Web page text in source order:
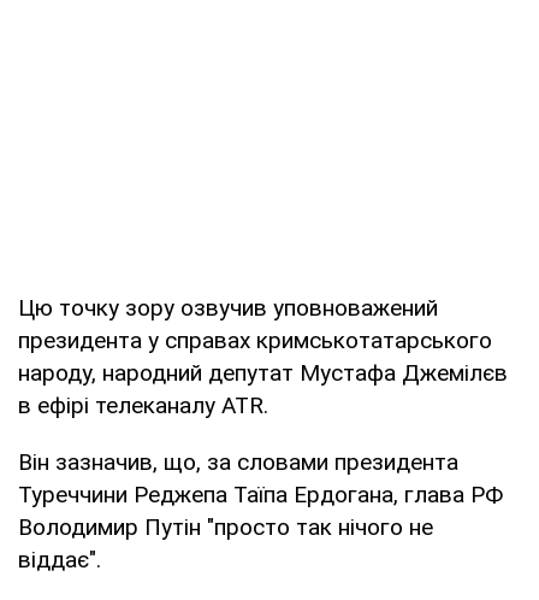
Цю точку зору озвучив уповноважений
президента у справах кримськотатарського
народу, народний депутат Мустафа Джемілєв
в ефірі телеканалу ATR.
Він зазначив, що, за словами президента
Туреччини Реджепа Таїпа Ердогана, глава РФ
Володимир Путін "просто так нічого не
віддає".